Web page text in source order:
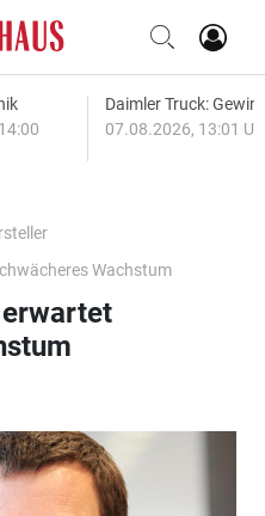
Daimler Truck:
07.08.2026, 13:01
Wachstum